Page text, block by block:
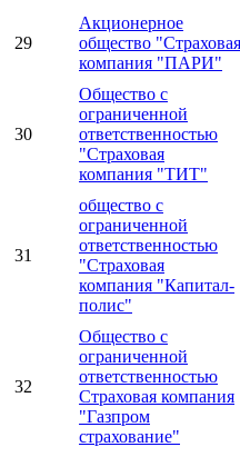
29
Акционерное
общество "Страховая
компания "ПАРИ"
30
Общество с
ограниченной
ответственностью
"Страховая
компания "ТИТ"
31
общество с
ограниченной
ответственностью
"Страховая
компания "Капитал-
полис"
32
Общество с
ограниченной
ответственностью
Страховая компания
"Газпром
страхование"